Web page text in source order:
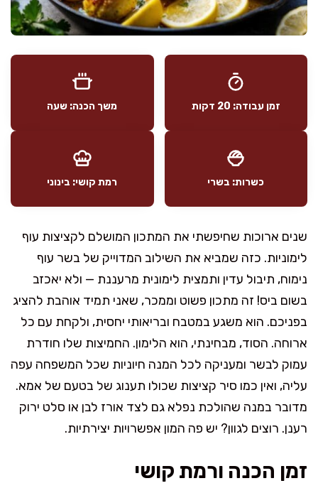
זמן עבודה: 20 דקות משך הכנה: שעה
כשרות: בשרי רמת קושי: בינוני
שנים ארוכות שחיפשתי את המתכון המושלם לקציצות עוף
לימוניות. כזה שמביא את השילוב המדוייק של בשר עוף
נימוח, תיבול עדין ותמצית לימונית מרעננת — ולא יאכזב
בשום ביס! זה מתכון פשוט וממכר, שאני תמיד אוהבת להציג
בפניכם. הוא משגע במטבח ובריאותי יחסית, ולקחת עם כל
ארוחה. הסוד, מבחינתי, הוא הלימון. החמיצות שלו חודרת
עמוק לבשר ומעניקה לכל המנה חיוניות שכל המשפחה עפה
עליה, ואין כמו סיר קציצות שכולו תענוג של בטעם של אמא.
מדובר במנה שהולכת נפלא גם לצד אורז לבן או סלט ירוק
רענן. רוצים לגוון? יש פה המון אפשרויות יצירתיות.
זמן הכנה ורמת קושי